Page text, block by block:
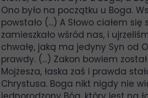
Ono było na początku u Boga.
powstało (...) A Słowo ciałem się
zamieszkało wśród nas, i
chwałę, jaką ma jedyny Syn od
prawdy. (...) Zakon bowiem
Mojżesza, łaska zaś i prawda
Chrystusa. Boga nikt nigdy nie